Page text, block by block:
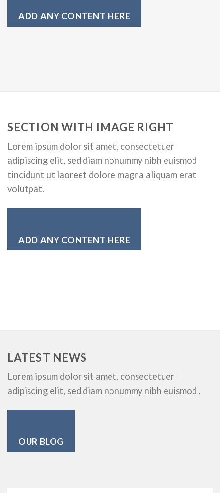
ADD ANY CONTENT HERE
SECTION WITH IMAGE RIGHT
Lorem ipsum dolor sit amet, consectetuer
adipiscing elit, sed diam nonummy nibh euismod
tincidunt ut laoreet dolore magna aliquam erat
volutpat.
ADD ANY CONTENT HERE
LATEST NEWS
Lorem ipsum dolor sit amet, consectetuer
adipiscing elit, sed diam nonummy nibh euismod .
OUR BLOG